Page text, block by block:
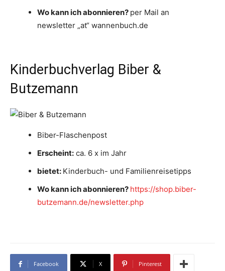
Wo kann ich abonnieren? per Mail an
newsletter „at“ wannenbuch.de
Kinderbuchverlag Biber &
Butzemann
Biber-Flaschenpost
Erscheint:ca. 6 x im Jahr
bietet: Kinderbuch- und Familienreisetipps
Wo kann ich abonnieren? https://shop.biber-
butzemann.de/newsletter.php
Facebook X Pinterest